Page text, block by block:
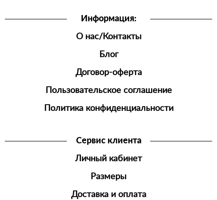
Информация:
О нас/Контакты
Блог
Договор-оферта
Пользовательское соглашение
Политика конфиденциальности
Сервис клиента
Личный кабинет
Размеры
Доставка и оплата